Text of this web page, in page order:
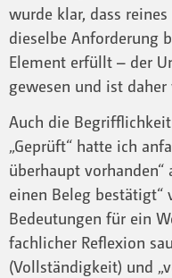
wurde klar, dass
dieselbe Anforderung
Element erfüllt – der
gewesen und ist
Auch die
„Geprüft“ hatte ich
überhaupt
einen Beleg bestätigt“
Bedeutungen für ein
fachlicher Reflexion
(Vollständigkeit) und